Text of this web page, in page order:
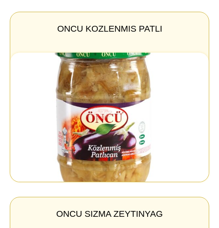
ONCU KOZLENMIS PATLI
ONCU SIZMA ZEYTINYAG